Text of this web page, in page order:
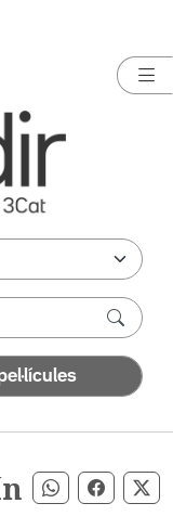
Compartir